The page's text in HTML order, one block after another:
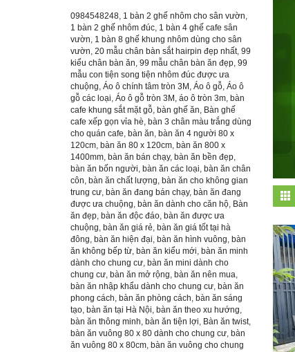
0984548248, 1 bàn 2 ghế nhôm cho sân vườn,
1 bàn 2 ghế nhôm đúc, 1 bàn 4 ghế cafe sân
vườn, 1 bàn 8 ghế khung nhôm dùng cho sân
vườn, 20 mẫu chân bàn sắt hairpin đẹp nhất, 99
kiểu chân bàn ăn, 99 mẫu chân bàn ăn đẹp, 99
mẫu con tiện song tiện nhôm đúc được ưa
chuộng, Áo ô chính tâm tròn 3M , Áo ô gỗ, Áo ô
gỗ các loại, Áo ô gỗ tròn 3M , áo ô tròn 3m, bàn
cafe khung sắt mặt gỗ, bàn ghế ăn, Bàn ghế
cafe xếp gọn vỉa hè, bàn 3 chân màu trắng dùng
cho quán cafe, bàn ăn, bàn ăn 4 người 80 x
120cm, bàn ăn 80 x 120cm, bàn ăn 800 x
1400mm, bàn ăn bán chạy, bàn ăn bền đẹp,
bàn ăn bốn người, bàn ăn các loại, bàn ăn chân
côn, bàn ăn chất lượng, bàn ăn cho không gian
trung cư, bàn ăn đang bán chạy, bàn ăn đang
được ưa chuộng, bàn ăn dành cho căn hộ, Bàn
ăn đẹp, bàn ăn độc đáo, bàn ăn được ưa
chuộng, bàn ăn giá rẻ, bàn ăn giá tốt tại hà
đông, bàn ăn hiện đại, bàn ăn hình vuông, bàn
ăn không bếp từ, bàn ăn kiểu mới, bàn ăn minh
dành cho chung cư, bàn ăn mini dành cho
chung cư, bàn ăn mở rộng, bàn ăn nên mua,
bàn ăn nhập khẩu dành cho chung cư, bàn ăn
phong cách, bàn ăn phòng cách, bàn ăn sáng
tạo, bàn ăn tại Hà Nội, bàn ăn theo xu hướng,
bàn ăn thông minh, bàn ăn tiện lợi, Bàn ăn twist,
bàn ăn vuông 80 x 80 dành cho chung cư, bàn
ăn vuông 80 x 80cm, bàn ăn vuông cho chung